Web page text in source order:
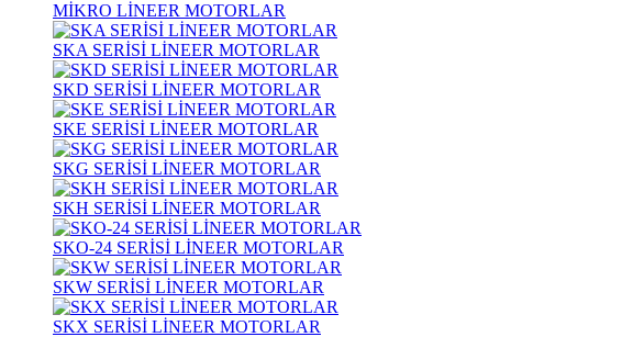
MİKRO LİNEER MOTORLAR
SKA SERİSİ LİNEER MOTORLAR
SKD SERİSİ LİNEER MOTORLAR
SKE SERİSİ LİNEER MOTORLAR
SKG SERİSİ LİNEER MOTORLAR
SKH SERİSİ LİNEER MOTORLAR
SKO-24 SERİSİ LİNEER MOTORLAR
SKW SERİSİ LİNEER MOTORLAR
SKX SERİSİ LİNEER MOTORLAR